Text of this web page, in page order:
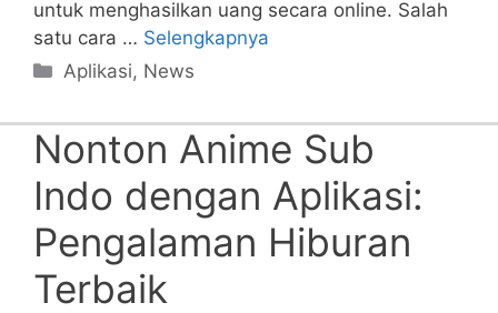
untuk menghasilkan uang secara online. Salah
satu cara … Selengkapnya
Categories
Aplikasi, News
Nonton Anime Sub
Indo dengan Aplikasi:
Pengalaman Hiburan
Terbaik